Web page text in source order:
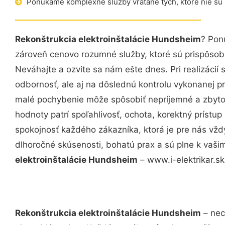
Rekonštrukcia elektroinštalácie Hundsheim?
zároveň cenovo rozumné služby, ktoré sú
Neváhajte a ozvite sa nám ešte dnes. Pri realizácií
odbornosť, ale aj na dôslednú kontrolu vykonanej
malé pochybenie môže spôsobiť nepríjemné a
hodnoty patrí spoľahlivosť, ochota, korektný
spokojnosť každého zákazníka, ktorá je pre nás
dlhoročné skúsenosti, bohatú prax a sú plne k
elektroinštalácie Hundsheim – www.i-
Rekonštrukcia elektroinštalácie Hundsheim –